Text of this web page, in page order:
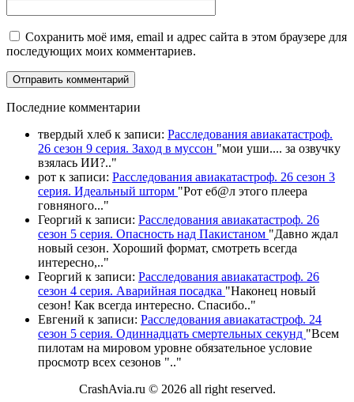
Сохранить моё имя, email и адрес сайта в этом браузере для
последующих моих комментариев.
Последние комментарии
твердый хлеб к записи: Расследования авиакатастроф.
26 сезон 9 серия. Заход в муссон "мои уши.... за озвучку
взялась ИИ?.."
рот к записи: Расследования авиакатастроф. 26 сезон 3
серия. Идеальный шторм "Рот еб@л этого плеера
говняного..."
Георгий к записи: Расследования авиакатастроф. 26
сезон 5 серия. Опасность над Пакистаном "Давно ждал
новый сезон. Хороший формат, смотреть всегда
интересно,.."
Георгий к записи: Расследования авиакатастроф. 26
сезон 4 серия. Аварийная посадка "Наконец новый
сезон! Как всегда интересно. Спасибо.."
Евгений к записи: Расследования авиакатастроф. 24
сезон 5 серия. Одиннадцать смертельных секунд "Всем
пилотам на мировом уровне обязательное условие
просмотр всех сезонов ".."
CrashAvia.ru © 2026 all right reserved.